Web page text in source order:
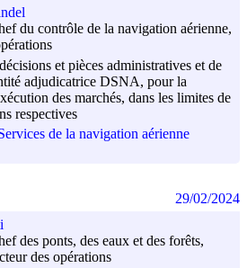
du contrôle de la navigation aérienne,
et pièces administratives et de
adjudicatrice DSNA, pour la
des marchés, dans les limites de
respectives
de la navigation aérienne
des ponts, des eaux et des forêts,
des opérations
29/02/2024